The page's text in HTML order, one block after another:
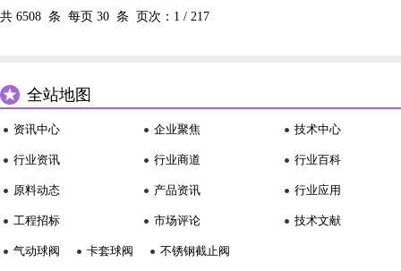
共 6508 条 每页 30 条 页次： 1 / 217
全站地图
资讯中心
行业资讯
原料动态
工程招标
企业聚焦
行业商道
产品资讯
市场评论
技术中心
行业百科
行业应用
技术文献
气动球阀 卡套球阀 不锈钢截止阀